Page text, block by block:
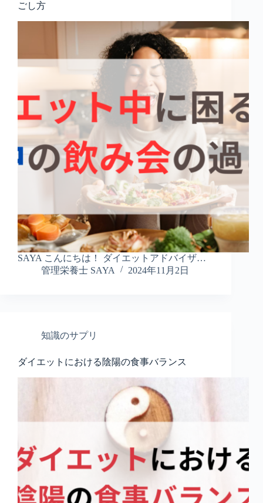
ごし方
SAYA こんにちは！ ダイエットアドバイザ…
管理栄養士 SAYA
2024年11月2日
知識のサプリ
ダイエットにおける陰陽の食事バランス